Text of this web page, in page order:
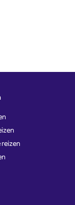
reizen